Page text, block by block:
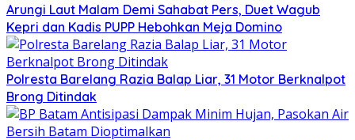
Arungi Laut Malam Demi Sahabat Pers, Duet Wagub
Kepri dan Kadis PUPP Hebohkan Meja Domino
Polresta Barelang Razia Balap Liar, 31 Motor Berknalpot
Brong Ditindak